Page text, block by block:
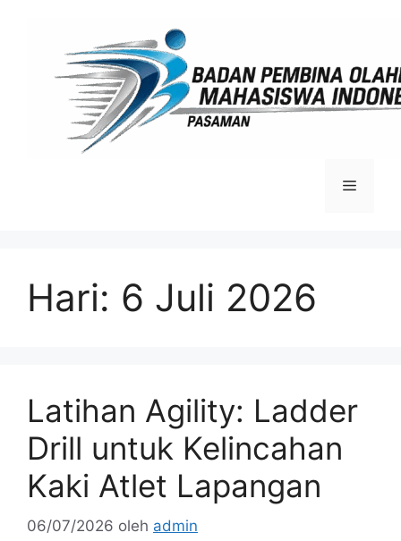
Menu
Hari: 6 Juli 2026
Latihan Agility: Ladder
Drill untuk Kelincahan
Kaki Atlet Lapangan
06/07/2026 oleh admin